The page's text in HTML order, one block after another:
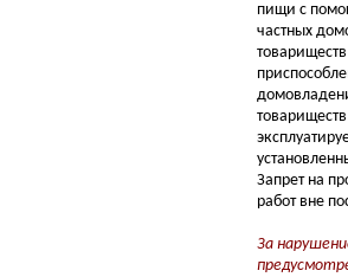
пищи с
частных
Запрет на
работ вне
За